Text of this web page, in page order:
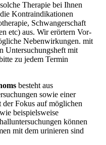
Therapie bei Ihnen
Kontraindikationen
Schwangerschaft
etc) aus. Wir erörtern Vor-
Nebenwirkungen. mit
Untersuchungsheft mit
zu jedem Termin
besteht aus
sowie einer
Fokus auf möglichen
beispielsweise
können
mit dem urinieren sind